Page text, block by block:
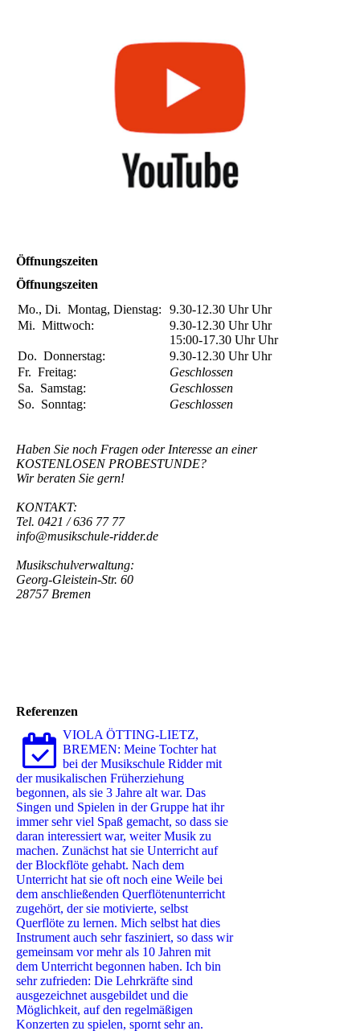
Öffnungszeiten
Öffnungszeiten
Mo., Di. Montag, Dienstag: 9.30-12.30 UhrUhr
Mi. Mittwoch: 9.30-12.30 UhrUhr
15:00-17.30 UhrUhr
Do. Donnerstag: 9.30-12.30 UhrUhr
Fr. Freitag:
Geschlossen
Sa. Samstag:
Geschlossen
So. Sonntag: Geschlossen
Haben Sie noch Fragen oder Interesse an einer
KOSTENLOSEN PROBESTUNDE?
Wir beraten Sie gern!
KONTAKT:
Tel. 0421 / 636 77 77
info@musikschule-ridder.de
Musikschulverwaltung:
Georg-Gleistein-Str. 60
28757 Bremen
Referenzen
VIOLA ÖTTING-LIETZ,
BREMEN: Meine Tochter hat
bei der Musikschule Ridder mit
der musikalischen Früherziehung
begonnen, als sie 3 Jahre alt war. Das
Singen und Spielen in der Gruppe hat ihr
immer sehr viel Spaß gemacht, so dass sie
daran interessiert war, weiter Musik zu
machen. Zunächst hat sie Unterricht auf
der Blockflöte gehabt. Nach dem
Unterricht hat sie oft noch eine Weile bei
dem anschließenden Querflötenunterricht
zugehört, der sie motivierte, selbst
Querflöte zu lernen. Mich selbst hat dies
Instrument auch sehr fasziniert, so dass wir
gemeinsam vor mehr als 10 Jahren mit
dem Unterricht begonnen haben. Ich bin
sehr zufrieden: Die Lehrkräfte sind
ausgezeichnet ausgebildet und die
Möglichkeit, auf den regelmäßigen
Konzerten zu spielen, spornt sehr an.